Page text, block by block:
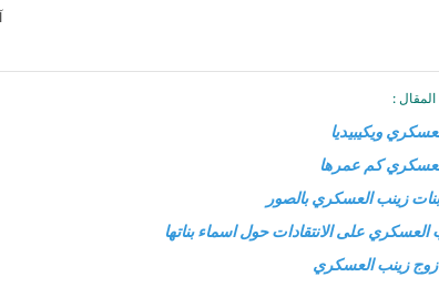
:
ويكيبيديا
كم عمرها
زينب العسكري بالصور
العسكري على الانتقادات حول اسماء بناتها
زينب العسكري